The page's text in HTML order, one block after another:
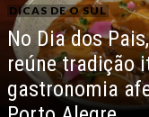
DICAS DE O SUL
No Dia dos
reúne tradição
gastronomia